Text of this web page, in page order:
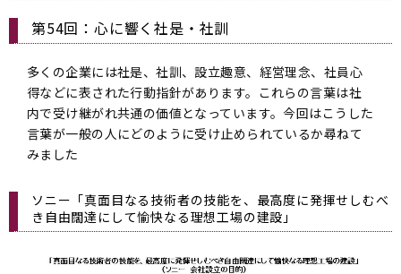
第54回：心に響く社是・社訓
多くの企業には社是、社訓、設立趣意、経営理念、社員心
得などに表された行動指針があります。これらの言葉は社
内で受け継がれ共通の価値となっています。今回はこうした
言葉が一般の人にどのように受け止められているか尋ねて
みました
ソニー「真面目なる技術者の技能を、最高度に発揮せしむべ
き自由闊達にして愉快なる理想工場の建設」